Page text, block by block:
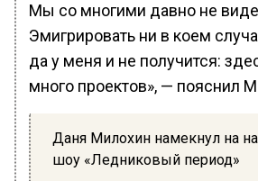
Мы со многими давно не
Эмигрировать ни в коем
да у меня и не получится:
много проектов», — пояснил
Даня Милохин намекнул на
шоу «Ледниковый период»